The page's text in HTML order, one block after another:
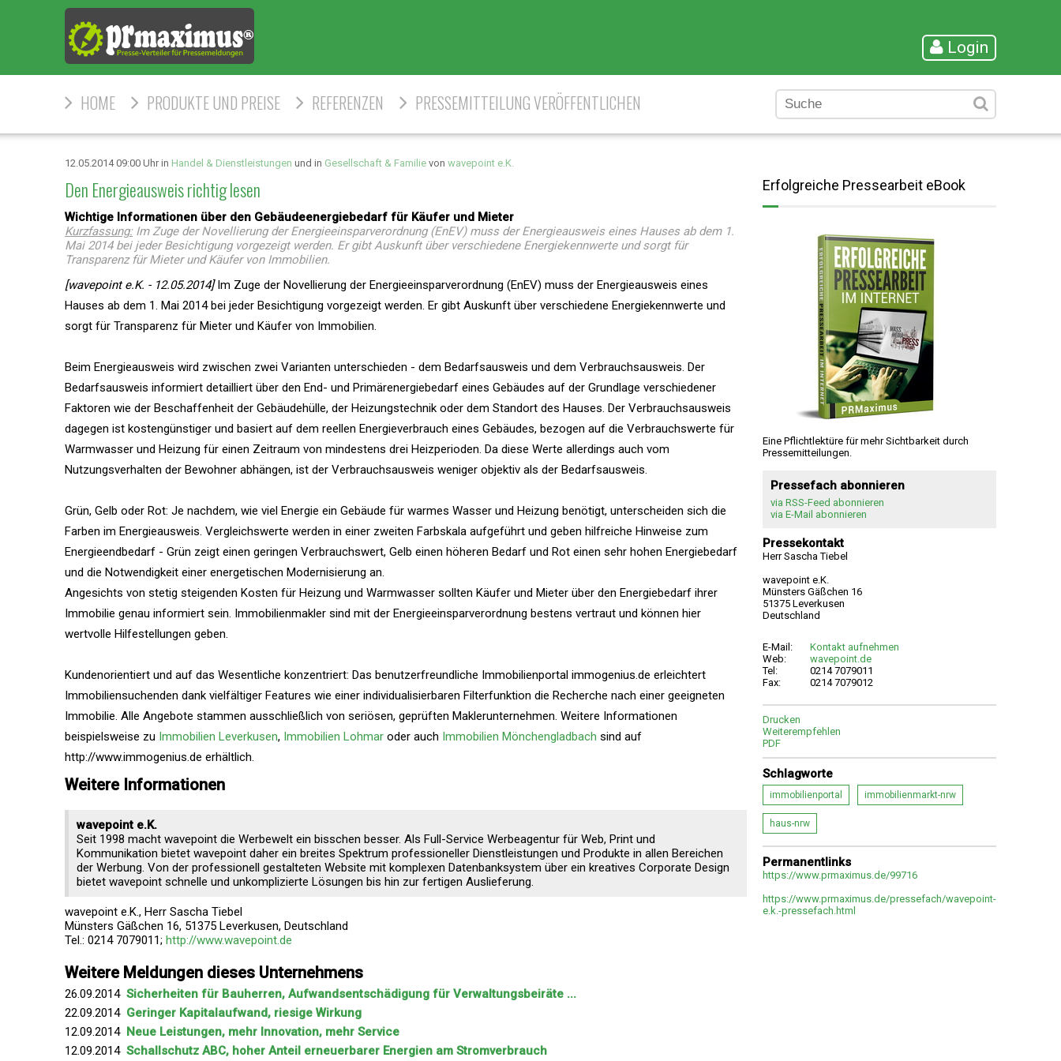
Login
HOME PRODUKTE UND PREISE REFERENZEN PRESSEMITTEILUNG VERÖFFENTLICHEN
12.05.2014 09:00 Uhr in Handel & Dienstleistungen und in Gesellschaft & Familie von wavepoint e.K.
Den Energieausweis richtig lesen
Wichtige Informationen über den Gebäudeenergiebedarf für Käufer und Mieter
Kurzfassung:Im Zuge der Novellierung der Energieeinsparverordnung (EnEV) muss der Energieausweis eines Hauses ab dem 1.
Mai 2014 bei jeder Besichtigung vorgezeigt werden. Er gibt Auskunft über verschiedene Energiekennwerte und sorgt für
Transparenz für Mieter und Käufer von Immobilien.
[wavepoint e.K. - 12.05.2014]Im Zuge der Novellierung der Energieeinsparverordnung (EnEV) muss der Energieausweis eines
Hauses ab dem 1. Mai 2014 bei jeder Besichtigung vorgezeigt werden. Er gibt Auskunft über verschiedene Energiekennwerte und
sorgt für Transparenz für Mieter und Käufer von Immobilien.
Beim Energieausweis wird zwischen zwei Varianten unterschieden - dem Bedarfsausweis und dem Verbrauchsausweis. Der
Bedarfsausweis informiert detailliert über den End- und Primärenergiebedarf eines Gebäudes auf der Grundlage verschiedener
Faktoren wie der Beschaffenheit der Gebäudehülle, der Heizungstechnik oder dem Standort des Hauses. Der Verbrauchsausweis
dagegen ist kostengünstiger und basiert auf dem reellen Energieverbrauch eines Gebäudes, bezogen auf die Verbrauchswerte für
Warmwasser und Heizung für einen Zeitraum von mindestens drei Heizperioden. Da diese Werte allerdings auch vom
Nutzungsverhalten der Bewohner abhängen, ist der Verbrauchsausweis weniger objektiv als der Bedarfsausweis.
Grün, Gelb oder Rot: Je nachdem, wie viel Energie ein Gebäude für warmes Wasser und Heizung benötigt, unterscheiden sich die
Farben im Energieausweis. Vergleichswerte werden in einer zweiten Farbskala aufgeführt und geben hilfreiche Hinweise zum
Energieendbedarf - Grün zeigt einen geringen Verbrauchswert, Gelb einen höheren Bedarf und Rot einen sehr hohen Energiebedarf
und die Notwendigkeit einer energetischen Modernisierung an.
Angesichts von stetig steigenden Kosten für Heizung und Warmwasser sollten Käufer und Mieter über den Energiebedarf ihrer
Immobilie genau informiert sein. Immobilienmakler sind mit der Energieeinsparverordnung bestens vertraut und können hier
wertvolle Hilfestellungen geben.
Kundenorientiert und auf das Wesentliche konzentriert: Das benutzerfreundliche Immobilienportal immogenius.de erleichtert
Immobiliensuchenden dank vielfältiger Features wie einer individualisierbaren Filterfunktion die Recherche nach einer geeigneten
Immobilie. Alle Angebote stammen ausschließlich von seriösen, geprüften Maklerunternehmen. Weitere Informationen
beispielsweise zu Immobilien Leverkusen, Immobilien Lohmar oder auch Immobilien Mönchengladbach sind auf
http://www.immogenius.de erhältlich.
Weitere Informationen
wavepoint e.K.
Seit 1998 macht wavepoint die Werbewelt ein bisschen besser. Als Full-Service Werbeagentur für Web, Print und
Kommunikation bietet wavepoint daher ein breites Spektrum professioneller Dienstleistungen und Produkte in allen Bereichen
der Werbung. Von der professionell gestalteten Website mit komplexen Datenbanksystem über ein kreatives Corporate Design
bietet wavepoint schnelle und unkomplizierte Lösungen bis hin zur fertigen Auslieferung.
wavepoint e.K., Herr Sascha Tiebel
Münsters Gäßchen 16, 51375 Leverkusen, Deutschland
Tel.: 0214 7079011; http://www.wavepoint.de
Weitere Meldungen dieses Unternehmens
26.09.2014 Sicherheiten für Bauherren, Aufwandsentschädigung für Verwaltungsbeiräte ...
22.09.2014 Geringer Kapitalaufwand, riesige Wirkung
12.09.2014 Neue Leistungen, mehr Innovation, mehr Service
12.09.2014 Schallschutz ABC, hoher Anteil erneuerbarer Energien am Stromverbrauch
Erfolgreiche Pressearbeit eBook
Eine Pflichtlektüre für mehr Sichtbarkeit durch
Pressemitteilungen.
Pressefach abonnieren
via RSS-Feed abonnieren
via E-Mail abonnieren
Pressekontakt
Herr Sascha Tiebel
wavepoint e.K.
Münsters Gäßchen 16
51375 Leverkusen
Deutschland
E-Mail:
Kontakt aufnehmen
Web:
wavepoint.de
Tel:
0214 7079011
Fax:
0214 7079012
Drucken
Weiterempfehlen
PDF
Schlagworte
immobilienportal immobilienmarkt-nrw
haus-nrw
Permanentlinks
https://www.prmaximus.de/99716
https://www.prmaximus.de/pressefach/wavepoint-
e.k.-pressefach.html